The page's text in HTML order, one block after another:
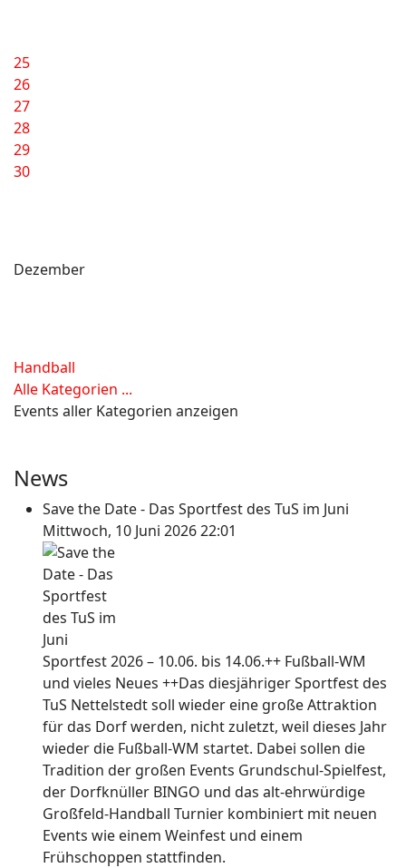
25
26
27
28
29
30
Dezember
Handball
Alle Kategorien ...
Events aller Kategorien anzeigen
News
Save the Date - Das Sportfest des TuS im Juni
Mittwoch, 10 Juni 2026 22:01
Sportfest 2026 – 10.06. bis 14.06.++ Fußball-WM
und vieles Neues ++Das diesjähriger Sportfest des
TuS Nettelstedt soll wieder eine große Attraktion
für das Dorf werden, nicht zuletzt, weil dieses Jahr
wieder die Fußball-WM startet. Dabei sollen die
Tradition der großen Events Grundschul-Spielfest,
der Dorfknüller BINGO und das alt-ehrwürdige
Großfeld-Handball Turnier kombiniert mit neuen
Events wie einem Weinfest und einem
Frühschoppen stattfinden.